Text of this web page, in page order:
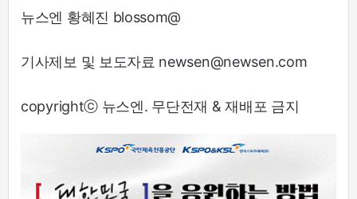
뉴스엔 황혜진 blossom@
기사제보 및 보도자료 newsen@newsen.com
copyrightⓒ 뉴스엔. 무단전재 & 재배포 금지